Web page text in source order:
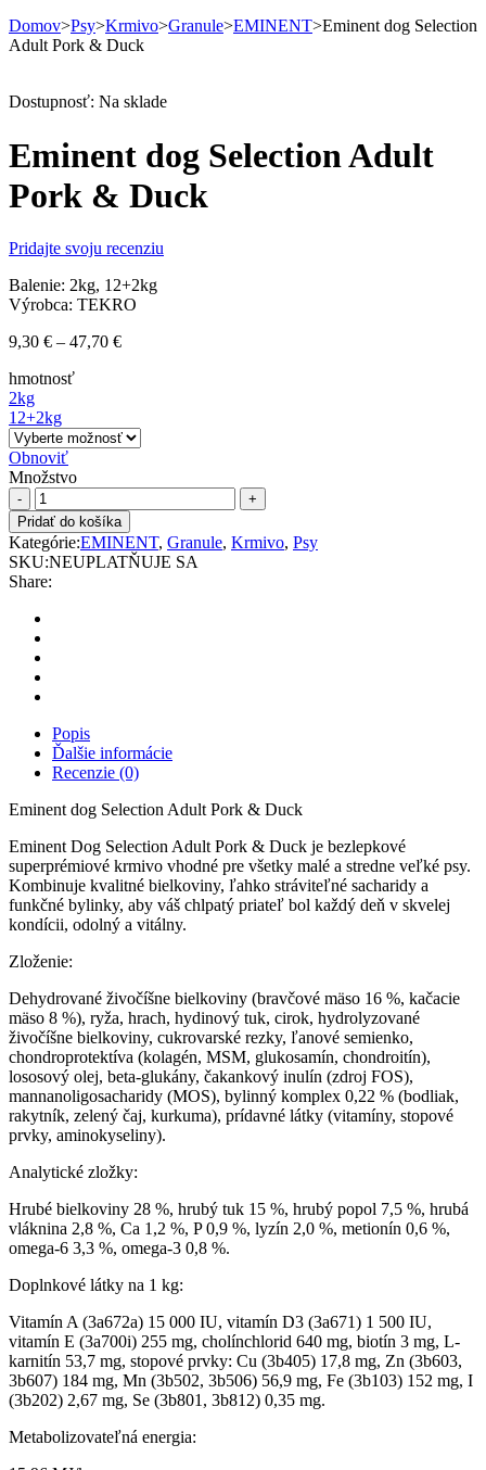
Domov>Psy>Krmivo>Granule>EMINENT>Eminent dog Selection
Adult Pork & Duck
Dostupnosť: Na sklade
Eminent dog Selection Adult
Pork & Duck
Pridajte svoju recenziu
Balenie: 2kg, 12+2kg
Výrobca: TEKRO
9,30 € – 47,70 €Price
hmotnosť
2kg
12+2kg
Obnoviť
Množstvo
Eminent
dog
Selection
Adult
Pork
&
Duck
quantity
Pridať do košíka
Kategórie:EMINENT, Granule, Krmivo, Psy
SKU:NEUPLATŇUJE SA
Share:
Popis
Ďalšie informácie
Recenzie (0)
Eminent dog Selection Adult Pork & Duck
Eminent Dog Selection Adult Pork & Duck je bezlepkové
superprémiové krmivo vhodné pre všetky malé a stredne veľké psy.
Kombinuje kvalitné bielkoviny, ľahko stráviteľné sacharidy a
funkčné bylinky, aby váš chlpatý priateľ bol každý deň v skvelej
kondícii, odolný a vitálny.
Zloženie:
Dehydrované živočíšne bielkoviny (bravčové mäso 16 %, kačacie
mäso 8 %), ryža, hrach, hydinový tuk, cirok, hydrolyzované
živočíšne bielkoviny, cukrovarské rezky, ľanové semienko,
chondroprotektíva (kolagén, MSM, glukosamín, chondroitín),
lososový olej, beta-glukány, čakankový inulín (zdroj FOS),
mannanoligosacharidy (MOS), bylinný komplex 0,22 % (bodliak,
rakytník, zelený čaj, kurkuma), prídavné látky (vitamíny, stopové
prvky, aminokyseliny).
Analytické zložky:
Hrubé bielkoviny 28 %, hrubý tuk 15 %, hrubý popol 7,5 %, hrubá
vláknina 2,8 %, Ca 1,2 %, P 0,9 %, lyzín 2,0 %, metionín 0,6 %,
omega-6 3,3 %, omega-3 0,8 %.
Doplnkové látky na 1 kg:
Vitamín A (3a672a) 15 000 IU, vitamín D3 (3a671) 1 500 IU,
vitamín E (3a700i) 255 mg, cholínchlorid 640 mg, biotín 3 mg, L-
karnitín 53,7 mg, stopové prvky: Cu (3b405) 17,8 mg, Zn (3b603,
3b607) 184 mg, Mn (3b502, 3b506) 56,9 mg, Fe (3b103) 152 mg, I
(3b202) 2,67 mg, Se (3b801, 3b812) 0,35 mg.
Metabolizovateľná energia: